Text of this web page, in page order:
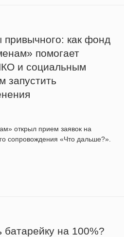
как фонд
помогает
и социальным
запустить
открыл прием заявок на
сопровождения «Что дальше?».
батарейку на 100%?